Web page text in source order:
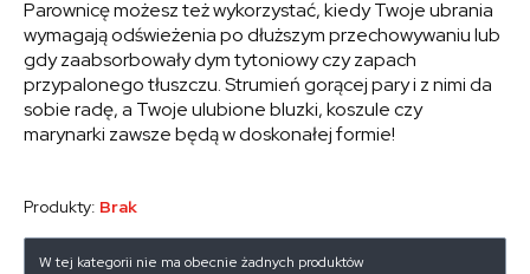
Parownicę możesz też wykorzystać, kiedy Twoje ubrania
wymagają odświeżenia po dłuższym przechowywaniu lub
gdy zaabsorbowały dym tytoniowy czy zapach
przypalonego tłuszczu. Strumień gorącej pary i z nimi da
sobie radę, a Twoje ulubione bluzki, koszule czy
marynarki zawsze będą w doskonałej formie!
Produkty: Brak
W tej kategorii nie ma obecnie żadnych produktów